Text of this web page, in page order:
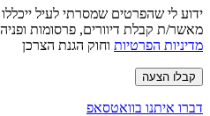
ידוע לי שהפרטים שמסרתי לעיל
מאשר/ת קבלת דיוורים, פרסומות
מדיניות הפרטיות וחוק הגנת הצרכן
קבלו הצעה
דברו איתנו בוואטסאפ